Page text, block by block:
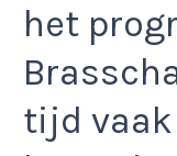
het
tijd vaak